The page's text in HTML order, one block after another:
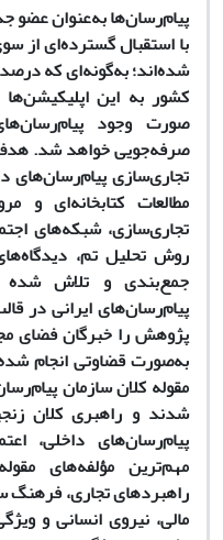
پیام‌رسان‌ها به‌عنوان عضو
با استقبال گسترده‌ای از
شده‌اند؛ به‌گونه‌ای که درصد
کشور به این
صورت وجود
صرفه‌جویی خواهد شد. هدف
تجاری‌سازی پیام‌رسان‌های
مطالعات کتابخانه‌ای و
تجاری‌سازی، شبکه‌های
روش تحلیل تم،
جمع‌بندی و تلاش شده
پیام‌رسان‌های ایرانی در
پژوهش را خبرگان فضای
به‌صورت قضاوتی انجام
مقوله کلان سازمان
شدند و راهبری کلان
پیام‌رسان‌های داخلی،
مهم‌ترین مؤلفه‌های
راهبردهای تجاری، فرهنگ
مالی، نیروی انسانی و